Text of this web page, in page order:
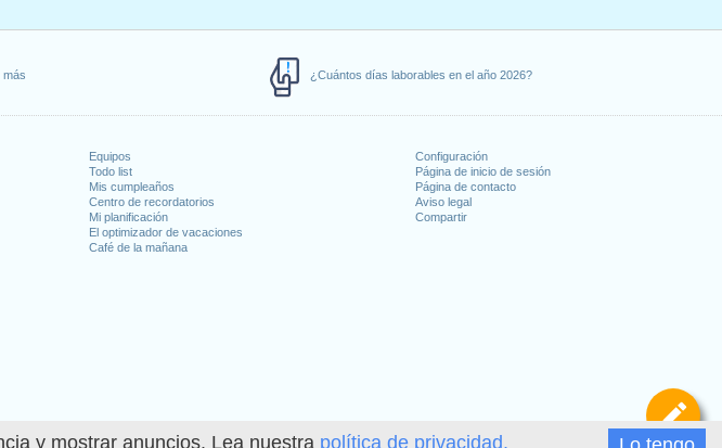
y mostrar anuncios. Lea nuestra política de privacidad.
más ¿Cuántos días laborables en el año 2026?
Equipos
Todo list
Mis cumpleaños
Centro de recordatorios
Mi planificación
El optimizador de vacaciones
Café de la mañana
Configuración
Página de inicio de sesión
Página de contacto
Aviso legal
Compartir